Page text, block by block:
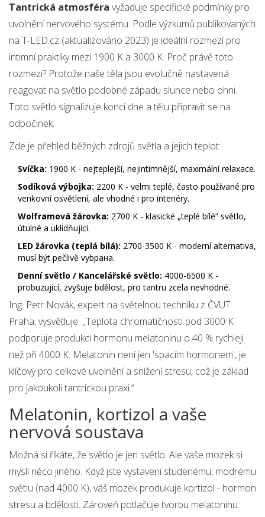
Tantrická atmosféra vyžaduje specifické podmínky pro
uvolnění nervového systému. Podle výzkumů publikovaných
na T-LED.cz (aktualizováno 2023) je ideální rozmezí pro
intimní praktiky mezi 1900 K a 3000 K. Proč právě toto
rozmezí? Protože naše těla jsou evolučně nastavená
reagovat na světlo podobné západu slunce nebo ohni.
Toto světlo signalizuje konci dne a tělu připravit se na
odpočinek.
Zde je přehled běžných zdrojů světla a jejich teplot:
Svíčka: 1900 K - nejteplejší, nejintimnější, maximální relaxace.
Sodíková výbojka: 2200 K - velmi teplé, často používané pro
venkovní osvětlení, ale vhodné i pro interiéry.
Wolframová žárovka: 2700 K - klasické „teplé bílé“ světlo,
útulné a uklidňující.
LED žárovka (teplá bílá): 2700-3500 K - moderní alternativa,
musí být pečlivě vybрана.
Denní světlo / Kancelářské světlo: 4000-6500 K -
probuzující, zvyšuje bdělost, pro tantru zcela nevhodné.
Ing. Petr Novák, expert na světelnou techniku z ČVUT
Praha, vysvětluje: „Teplota chromatičnosti pod 3000 K
podporuje produkci hormonu melatoninu o 40 % rychleji
než při 4000 K. Melatonin není jen 'spacím hormonem', je
klíčový pro celkové uvolnění a snížení stresu, což je základ
pro jakoukoli tantrickou praxi.“
Melatonin, kortizol a vaše
nervová soustava
Možná si říkáte, že světlo je jen světlo. Ale vaše mozek si
myslí něco jiného. Když jste vystaveni studenému, modrému
světlu (nad 4000 K), váš mozek produkuje kortizol - hormon
stresu a bdělosti. Zároveň potlačuje tvorbu melatoninu.